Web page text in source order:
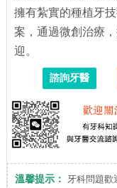
擁有紮實的種植牙
案，通過微創治療
迎。
諮詢牙醫
溫馨提示：
牙科問題歡